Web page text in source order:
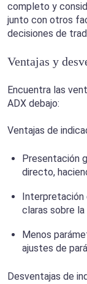
completo y
junto con otros
decisiones de
Ventajas y
Encuentra las
ADX debajo:
Ventajas de
Presentación
directo,
Interpretación
claras sobre
Menos
ajustes de
Desventajas de